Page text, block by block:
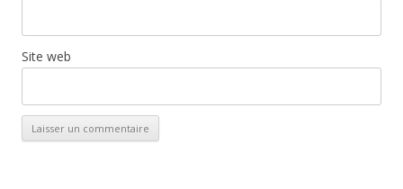
Site web